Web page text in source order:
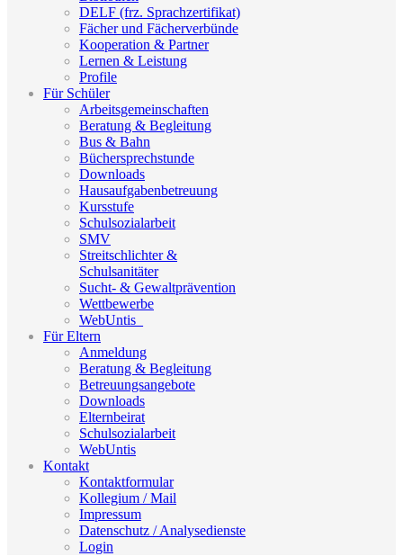
DELF (frz. Sprachzertifikat)
Fächer und Fächerverbünde
Kooperation & Partner
Lernen & Leistung
Profile
Für Schüler
Arbeitsgemeinschaften
Beratung & Begleitung
Bus & Bahn
Büchersprechstunde
Downloads
Hausaufgabenbetreuung
Kursstufe
Schulsozialarbeit
SMV
Streitschlichter &
Schulsanitäter
Sucht- & Gewaltprävention
Wettbewerbe
WebUntis_
Für Eltern
Anmeldung
Beratung & Begleitung
Betreuungsangebote
Downloads
Elternbeirat
Schulsozialarbeit
WebUntis
Kontakt
Kontaktformular
Kollegium / Mail
Impressum
Datenschutz / Analysedienste
Login